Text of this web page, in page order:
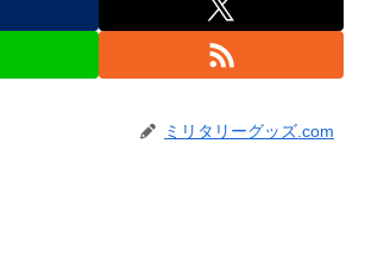
ミリタリーグッズ.com